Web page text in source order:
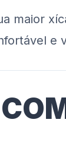
maior
e